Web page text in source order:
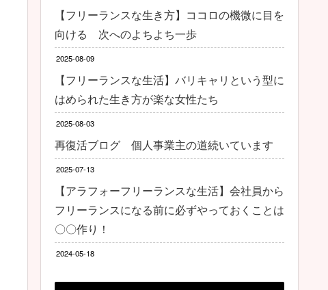
【フリーランスな生き方】ココロの機微に目を
向ける 次へのよちよち一歩
2025-08-09
【フリーランスな生活】バリキャリという型に
はめられた生き方が楽な女性たち
2025-08-03
再復活ブログ 個人事業主の道続いています
2025-07-13
【アラフォーフリーランスな生活】会社員から
フリーランスになる前に必ずやっておくことは
〇〇作り！
2024-05-18